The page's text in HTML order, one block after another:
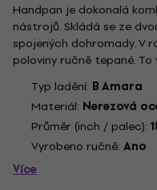
Handpan je dokonalá
nástrojů. Skládá se ze
spojených dohromady. V
poloviny ručně tepané.
kopeček ve středu těla.
pole. Centrální nota je
ve středu...
Typ ladění: B Amara
Materiál: Nerezová
Průměr (inch / palec):
Vyrobeno ručně: Ano
Více